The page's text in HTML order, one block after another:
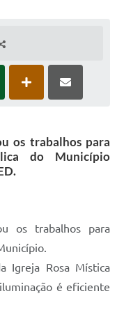
os trabalhos para
do Município
os trabalhos para
Igreja Rosa Mística
é eficiente